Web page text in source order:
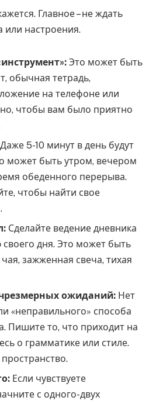
Главное – не ждать
или настроения.
Это может быть
обычная тетрадь,
на телефоне или
чтобы вам было приятно
Даже 5-10 минут в день будут
может быть утром, вечером
обеденного перерыва.
чтобы найти свое
Сделайте ведение дневника
дня. Это может быть
зажженная свеча, тихая
чрезмерных ожиданий: Нет
«неправильного» способа
Пишите то, что приходит на
о грамматике или стиле.
Если чувствуете
с одного-двух